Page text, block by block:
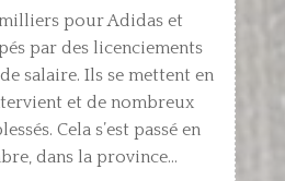
pour Adidas et
par des licenciements
salaire. Ils se mettent en
et de nombreux
Cela s’est passé en
dans la province...